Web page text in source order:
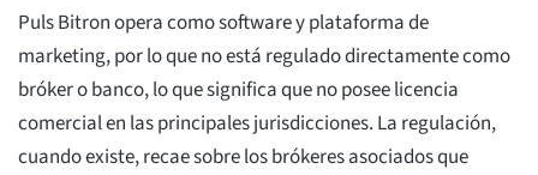
Puls Bitron opera como software y plataforma de
marketing, por lo que no está regulado directamente como
bróker o banco, lo que significa que no posee licencia
comercial en las principales jurisdicciones. La regulación,
cuando existe, recae sobre los brókeres asociados que